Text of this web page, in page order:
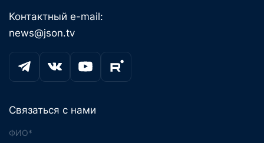
Контактный e-mail:
news@json.tv
Связаться с нами